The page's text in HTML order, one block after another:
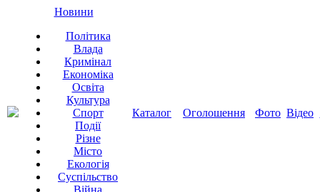
Новини
Політика
Влада
Кримінал
Економіка
Освіта
Культура
Спорт
Події
Різне
Місто
Екологія
Суспільство
Війна
Каталог Оголошення Фото Відео